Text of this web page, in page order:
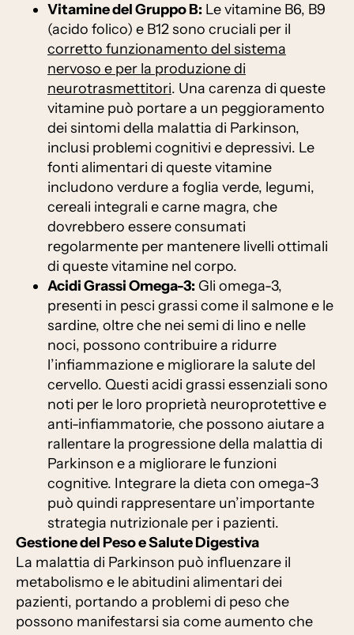
Vitamine del Gruppo B: Le vitamine B6, B9
(acido folico) e B12 sono cruciali per il
corretto funzionamento del sistema
nervoso e per la produzione di
neurotrasmettitori. Una carenza di queste
vitamine può portare a un peggioramento
dei sintomi della malattia di Parkinson,
inclusi problemi cognitivi e depressivi. Le
fonti alimentari di queste vitamine
includono verdure a foglia verde, legumi,
cereali integrali e carne magra, che
dovrebbero essere consumati
regolarmente per mantenere livelli ottimali
di queste vitamine nel corpo.
Acidi Grassi Omega-3: Gli omega-3,
presenti in pesci grassi come il salmone e le
sardine, oltre che nei semi di lino e nelle
noci, possono contribuire a ridurre
l’infiammazione e migliorare la salute del
cervello. Questi acidi grassi essenziali sono
noti per le loro proprietà neuroprotettive e
anti-infiammatorie, che possono aiutare a
rallentare la progressione della malattia di
Parkinson e a migliorare le funzioni
cognitive. Integrare la dieta con omega-3
può quindi rappresentare un’importante
strategia nutrizionale per i pazienti.
Gestione del Peso e Salute Digestiva
La malattia di Parkinson può influenzare il
metabolismo e le abitudini alimentari dei
pazienti, portando a problemi di peso che
possono manifestarsi sia come aumento che